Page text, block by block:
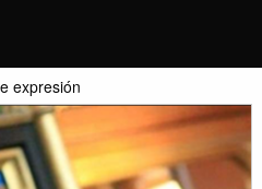
expresión